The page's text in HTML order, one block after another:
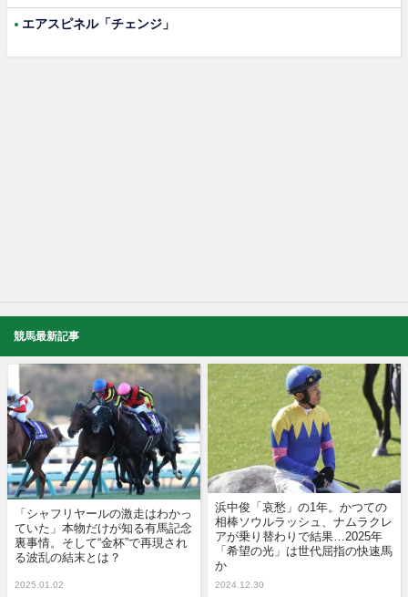
エアスピネル「チェンジ」
競馬最新記事
「シャフリヤールの激走はわかっ
ていた」本物だけが知る有馬記念
裏事情。そして“金杯”で再現され
る波乱の結末とは？
2025.01.02
浜中俊「哀愁」の1年。かつての
相棒ソウルラッシュ、ナムラクレ
アが乗り替わりで結果…2025年
「希望の光」は世代屈指の快速馬
か
2024.12.30